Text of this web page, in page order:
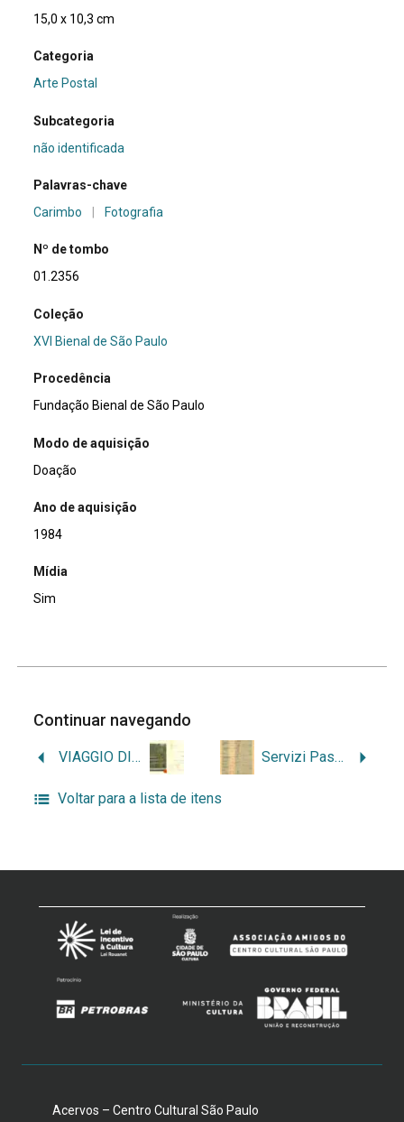
15,0 x 10,3 cm
Categoria
Arte Postal
Subcategoria
não identificada
Palavras-chave
Carimbo
Fotografia
Nº de tombo
01.2356
Coleção
XVI Bienal de São Paulo
Procedência
Fundação Bienal de São Paulo
Modo de aquisição
Doação
Ano de aquisição
1984
Mídia
Sim
Continuar navegando
VIAGGIO DI NOZZE Servizi Passeggeri
Voltar para a lista de itens
Acervos – Centro Cultural São Paulo